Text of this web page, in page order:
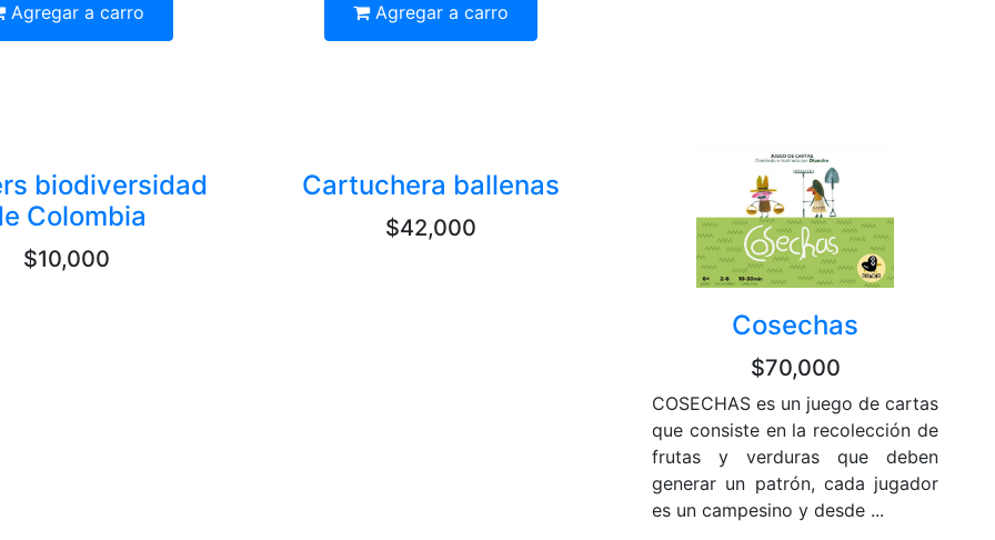
Agregar a carro Agregar a carro
biodiversidad
Colombia
$10,000
Cartuchera ballenas
$42,000
Cosechas
$70,000
COSECHAS es un juego de cartas
que consiste en la recolección de
frutas y verduras que deben
generar un patrón, cada jugador
es un campesino y desde ...